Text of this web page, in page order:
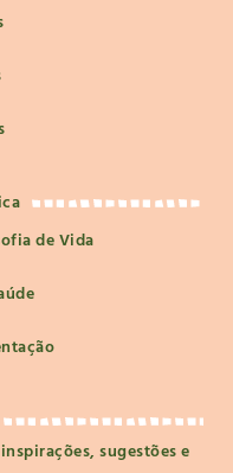
de Vida
sugestões e